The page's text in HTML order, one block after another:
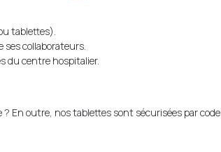
tablettes).
ses collaborateurs.
du centre hospitalier.
En outre, nos tablettes sont sécurisées par code